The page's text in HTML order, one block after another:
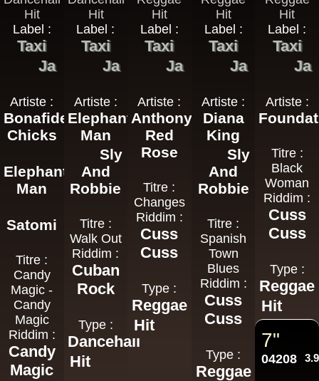
Label :
Taxi
Ja
Artiste :
Bonafide
Chicks
Elephant
Man
Satomi
Titre :
Candy
Magic -
Candy
Magic
Riddim :
Candy
Magic
Label :
Taxi
Ja
Artiste :
Elephant
Man
Sly
And
Robbie
Titre :
Walk Out
Riddim :
Cuban
Rock
Type :
Dancehall
Hit
Label :
Taxi
Ja
Artiste :
Anthony
Red
Rose
Titre :
Changes
Riddim :
Cuss
Cuss
Type :
Reggae
Hit
Label :
Taxi
Ja
Artiste :
Diana
King
Sly
And
Robbie
Titre :
Spanish
Town
Blues
Riddim :
Cuss
Cuss
Type :
Reggae
Label :
Taxi
Ja
Artiste :
Titre :
Black
Woman
Riddim :
Cuss
Cuss
Type :
Reggae
Hit
7"
04208